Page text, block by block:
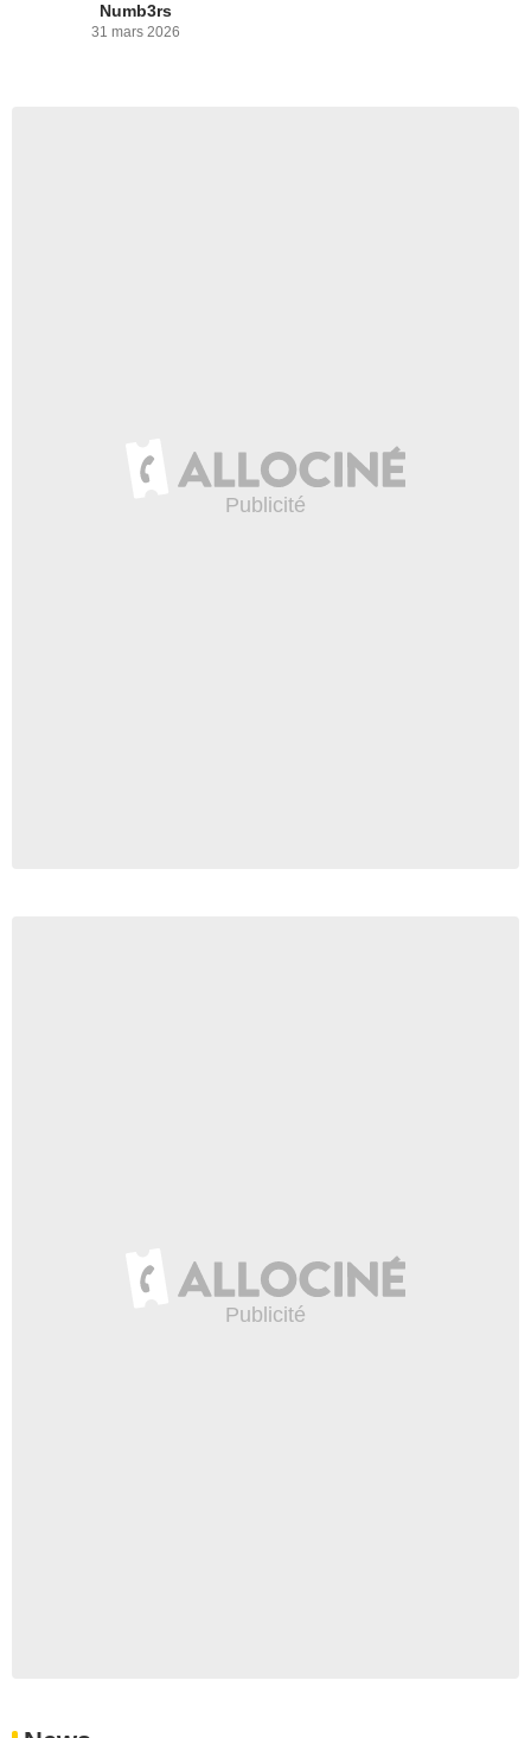
Numb3rs
31 mars 2026